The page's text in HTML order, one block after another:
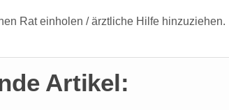
Rat einholen / ärztliche Hilfe hinzuziehen.
Artikel: